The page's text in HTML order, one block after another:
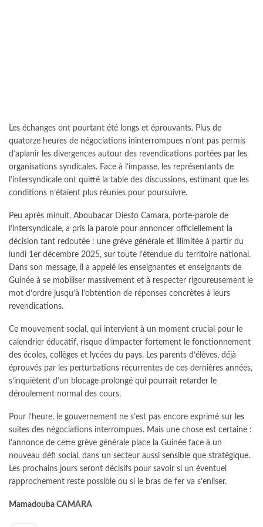
Les échanges ont pourtant été longs et éprouvants. Plus de
quatorze heures de négociations ininterrompues n’ont pas permis
d’aplanir les divergences autour des revendications portées par les
organisations syndicales. Face à l’impasse, les représentants de
l’intersyndicale ont quitté la table des discussions, estimant que les
conditions n’étaient plus réunies pour poursuivre.
Peu après minuit, Aboubacar Diesto Camara, porte-parole de
l’intersyndicale, a pris la parole pour annoncer officiellement la
décision tant redoutée : une grève générale et illimitée à partir du
lundi 1er décembre 2025, sur toute l’étendue du territoire national.
Dans son message, il a appelé les enseignantes et enseignants de
Guinée à se mobiliser massivement et à respecter rigoureusement le
mot d’ordre jusqu’à l’obtention de réponses concrètes à leurs
revendications.
Ce mouvement social, qui intervient à un moment crucial pour le
calendrier éducatif, risque d’impacter fortement le fonctionnement
des écoles, collèges et lycées du pays. Les parents d’élèves, déjà
éprouvés par les perturbations récurrentes de ces dernières années,
s’inquiètent d’un blocage prolongé qui pourrait retarder le
déroulement normal des cours.
Pour l’heure, le gouvernement ne s’est pas encore exprimé sur les
suites des négociations interrompues. Mais une chose est certaine :
l’annonce de cette grève générale place la Guinée face à un
nouveau défi social, dans un secteur aussi sensible que stratégique.
Les prochains jours seront décisifs pour savoir si un éventuel
rapprochement reste possible ou si le bras de fer va s’enliser.
Mamadouba CAMARA